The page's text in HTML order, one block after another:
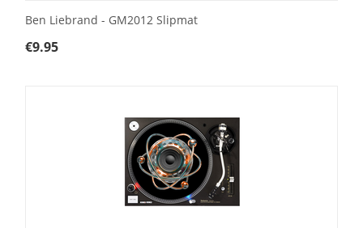
Ben Liebrand - GM2012 Slipmat
€9.95